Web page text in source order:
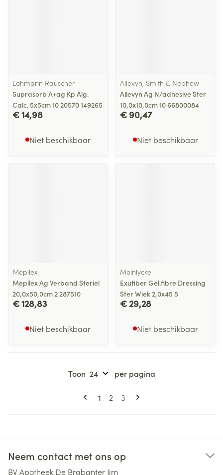
Lohmann Rauscher
Suprasorb A+ag Kp Alg.
Calc. 5x5cm 10 20570 149265
€ 14,98
Niet beschikbaar
Allevyn, Smith & Nephew
Allevyn Ag N/adhesive Ster
10,0x10,0cm 10 66800084
€ 90,47
Niet beschikbaar
Mepilex
Mepilex Ag Verband Steriel
20,0x50,0cm 2 287510
€ 128,83
Niet beschikbaar
Molnlycke
Exufiber Gel.fibre Dressing
Ster Wiek 2,0x45 5
€ 29,28
Niet beschikbaar
Pagina's
U lees momenteel pagina
1 Pagina
2 Pagina
3
Toon per pagina
Neem contact met ons op
BV Apotheek De Brabanter Jim